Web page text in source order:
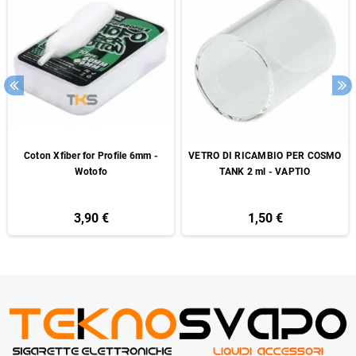
Coton Xfiber for Profile 6mm -
Wotofo
3,90 €
VETRO DI RICAMBIO PER COSMO
TANK 2 ml - VAPTIO
1,50 €